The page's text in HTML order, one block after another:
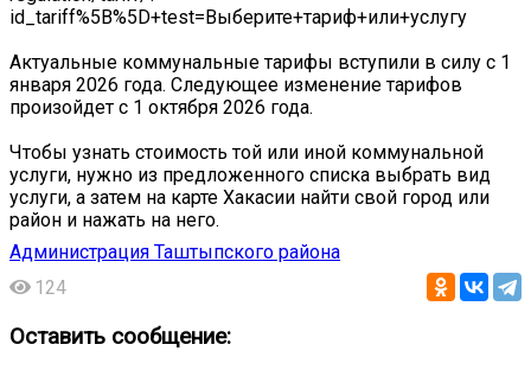
id_tariff%5B%5D+test=Выберите+тариф+или+услугу
Актуальные коммунальные тарифы вступили в силу с 1
января 2026 года. Следующее изменение тарифов
произойдет с 1 октября 2026 года.
Чтобы узнать стоимость той или иной коммунальной
услуги, нужно из предложенного списка выбрать вид
услуги, а затем на карте Хакасии найти свой город или
район и нажать на него.
Администрация Таштыпского района
124
Оставить сообщение: